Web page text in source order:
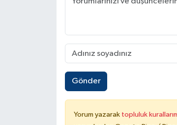
Gönder
Yorum yazarak topluluk